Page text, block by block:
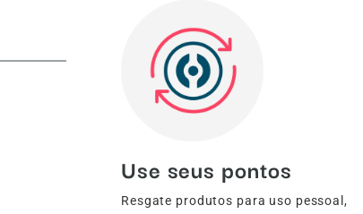
Use seus pontos
Resgate produtos para uso pessoal,